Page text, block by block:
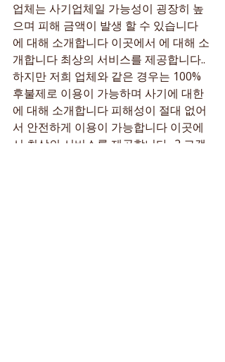
업체는 사기업체일 가능성이 굉장히 높
으며 피해 금액이 발생 할 수 있습니다
에 대해 소개합니다 이곳에서 에 대해 소
개합니다 최상의 서비스를 제공합니다..
하지만 저희 업체와 같은 경우는 100%
후불제로 이용이 가능하며 사기에 대한
에 대해 소개합니다 피해성이 절대 없어
서 안전하게 이용이 가능합니다 이곳에
서 최상의 서비스를 제공합니다.. 2 고객